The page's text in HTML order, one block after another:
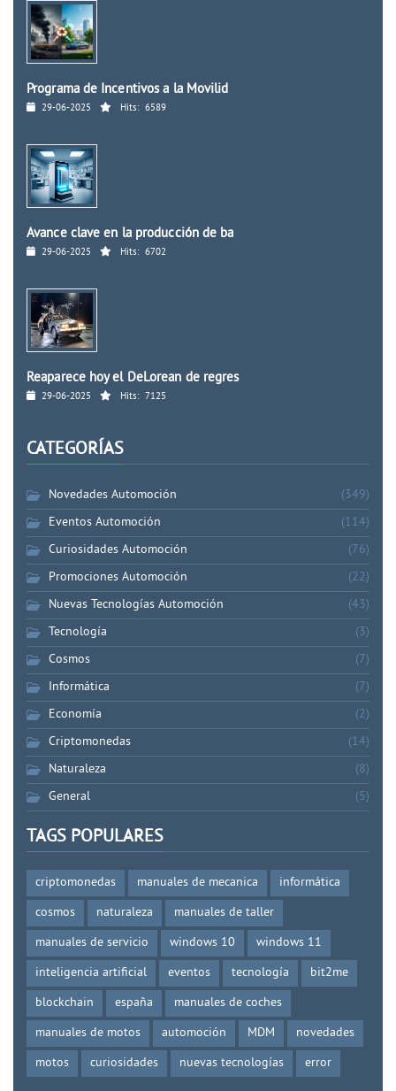
Programa de Incentivos a la Movilid
29-06-2025 Hits: 6589
Avance clave en la producción de ba
29-06-2025 Hits: 6702
Reaparece hoy el DeLorean de regres
29-06-2025 Hits: 7125
CATEGORÍAS
Novedades Automoción
(349)
Eventos Automoción
(114)
Curiosidades Automoción
(76)
Promociones Automoción
(22)
Nuevas Tecnologías Automoción
(43)
Tecnología
(3)
Cosmos
(7)
Informática
(7)
Economía
(2)
Criptomonedas
(14)
Naturaleza
(8)
General
(5)
TAGS POPULARES
criptomonedas manuales de mecanica
informática
cosmos
naturaleza
manuales de taller
manuales de servicio
windows 10
windows 11
inteligencia artificial
eventos tecnología
bit2me
blockchain
españa
manuales de coches
manuales de motos
automoción MDM
novedades
motos
curiosidades nuevas tecnologías error